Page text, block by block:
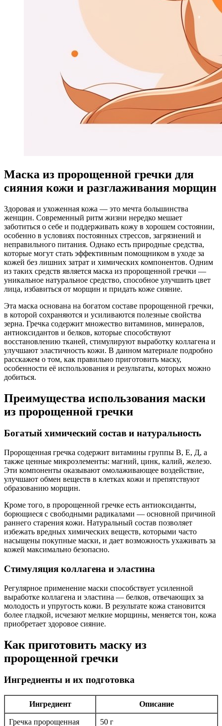
Маска из пророщенной гречки для
сияния кожи и разглаживания морщин
Здоровая и ухоженная кожа — это мечта большинства
женщин. Современный ритм жизни нередко мешает
заботиться о себе и поддерживать кожу в хорошем состоянии,
особенно в условиях постоянных стрессов, загрязнений и
неправильного питания. Однако есть природные средства,
которые могут стать эффективным помощником в уходе за
кожей без лишних затрат и химических компонентов. Одним
из таких средств является маска из пророщенной гречки —
уникальное натуральное средство, способное улучшить цвет
лица, избавиться от морщин и придать коже сияние.
Эта маска основана на богатом составе пророщенной гречки,
в которой сохраняются и усиливаются полезные свойства
зерна. Гречка содержит множество витаминов, минералов,
антиоксидантов и белков, которые способствуют
восстановлению тканей, стимулируют выработку коллагена и
улучшают эластичность кожи. В данном материале подробно
расскажем о том, как правильно приготовить маску,
особенности её использования и результаты, которых можно
добиться.
Преимущества использования маски
из пророщенной гречки
Богатый химический состав и натуральность
Пророщенная гречка содержит витамины группы В, Е, Д, а
также ценные микроэлементы: магний, цинк, калий, железо.
Эти компоненты оказывают омолаживающее воздействие,
улучшают обмен веществ в клетках кожи и препятствуют
образованию морщин.
Кроме того, в пророщенной гречке есть антиоксиданты,
борющиеся с свободными радикалами — основной причиной
раннего старения кожи. Натуральный состав позволяет
избежать вредных химических веществ, которыми часто
насыщены покупные маски, и дает возможность ухаживать за
кожей максимально безопасно.
Стимуляция коллагена и эластина
Регулярное применение маски способствует усиленной
выработке коллагена и эластина — белков, отвечающих за
молодость и упругость кожи. В результате кожа становится
более гладкой, исчезают мелкие морщины, меняется тон, кожа
приобретает здоровое сияние.
Как приготовить маску из
пророщенной гречки
Ингредиенты и их подготовка
Ингредиент Описание
Гречка пророщенная 50 г